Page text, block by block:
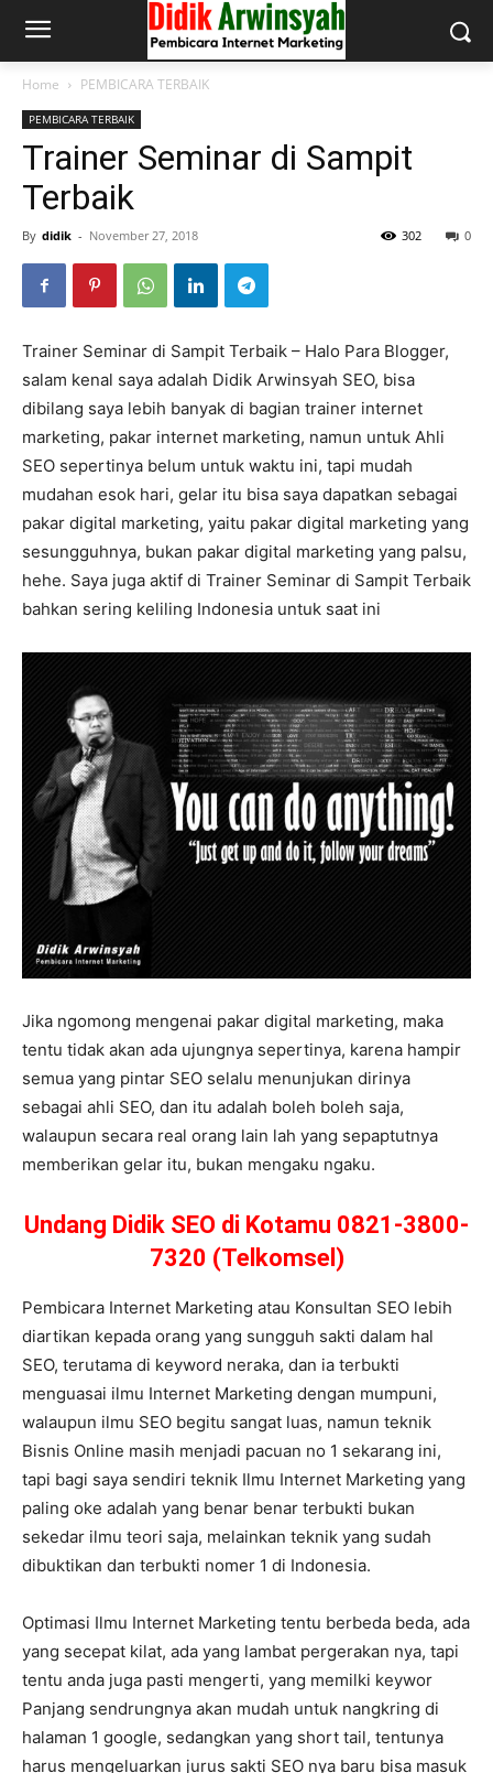
Home PEMBICARA TERBAIK
PEMBICARA TERBAIK
Trainer Seminar di Sampit
Terbaik
By didik - November 27, 2018 0
302
Trainer Seminar di Sampit Terbaik – Halo Para Blogger,
salam kenal saya adalah Didik Arwinsyah SEO, bisa
dibilang saya lebih banyak di bagian trainer internet
marketing, pakar internet marketing, namun untuk Ahli
SEO sepertinya belum untuk waktu ini, tapi mudah
mudahan esok hari, gelar itu bisa saya dapatkan sebagai
pakar digital marketing, yaitu pakar digital marketing yang
sesungguhnya, bukan pakar digital marketing yang palsu,
hehe. Saya juga aktif di Trainer Seminar di Sampit Terbaik
bahkan sering keliling Indonesia untuk saat ini
Jika ngomong mengenai pakar digital marketing, maka
tentu tidak akan ada ujungnya sepertinya, karena hampir
semua yang pintar SEO selalu menunjukan dirinya
sebagai ahli SEO, dan itu adalah boleh boleh saja,
walaupun secara real orang lain lah yang sepaptutnya
memberikan gelar itu, bukan mengaku ngaku.
Undang Didik SEO di Kotamu 0821-3800-
7320 (Telkomsel)
Pembicara Internet Marketing atau Konsultan SEO lebih
diartikan kepada orang yang sungguh sakti dalam hal
SEO, terutama di keyword neraka, dan ia terbukti
menguasai ilmu Internet Marketing dengan mumpuni,
walaupun ilmu SEO begitu sangat luas, namun teknik
Bisnis Online masih menjadi pacuan no 1 sekarang ini,
tapi bagi saya sendiri teknik Ilmu Internet Marketing yang
paling oke adalah yang benar benar terbukti bukan
sekedar ilmu teori saja, melainkan teknik yang sudah
dibuktikan dan terbukti nomer 1 di Indonesia.
Optimasi Ilmu Internet Marketing tentu berbeda beda, ada
yang secepat kilat, ada yang lambat pergerakan nya, tapi
tentu anda juga pasti mengerti, yang memilki keywor
Panjang sendrungnya akan mudah untuk nangkring di
halaman 1 google, sedangkan yang short tail, tentunya
harus mengeluarkan jurus sakti SEO nya baru bisa masuk